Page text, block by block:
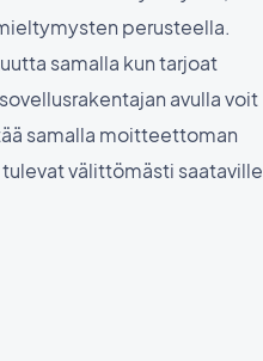
perusteella.
samalla kun tarjoat
avulla voit
samalla moitteettoman
välittömästi saataville